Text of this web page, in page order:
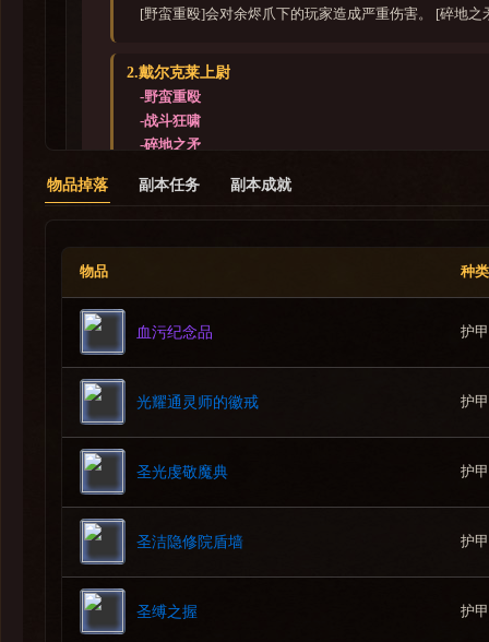
[野蛮重殴]会对余烬爪下的玩家造成严重伤害。 [碎地
2.戴尔克莱上尉
-野蛮重殴
-战斗狂啸
-碎地之矛
-艾蕾娜·安博兰兹
--圣光烁辉
神圣审判
-歇尼麦尔中士
--蛮力重击
跃进打击
-泰纳·杜尔玛
--余烬风暴
物品掉落 副本任务 副本成就
物品 种类
血污纪念品 护
光耀通灵师的徽戒 护
圣光虔敬魔典 护
圣洁隐修院盾墙 护
圣缚之握 护